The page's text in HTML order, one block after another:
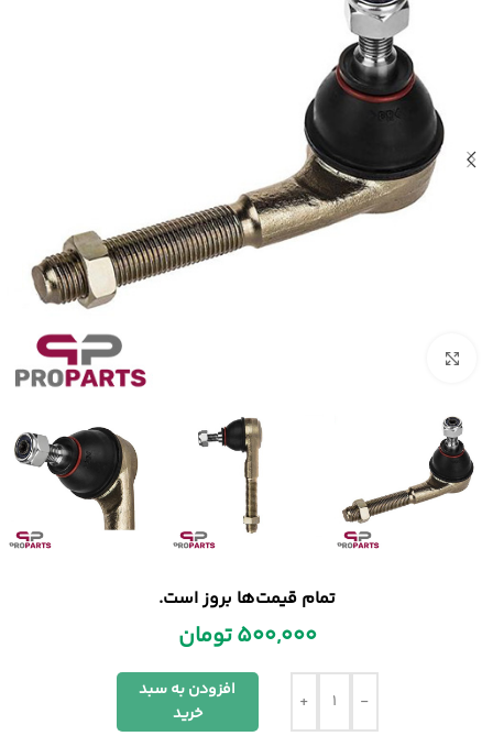
تمام قیمت‌ها بروز است.
500,000تومان
-
+
افزودن به سبد
خرید